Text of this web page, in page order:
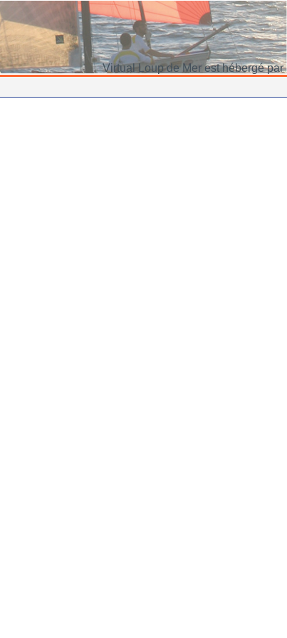
Virtual Loup de Mer est hébergé par